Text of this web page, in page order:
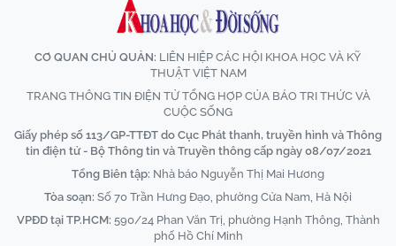
CƠ QUAN CHỦ QUẢN: LIÊN HIỆP CÁC HỘI KHOA HỌC VÀ KỸ
THUẬT VIỆT NAM
TRANG THÔNG TIN ĐIỆN TỬ TỔNG HỢP CỦA BÁO TRI THỨC VÀ
CUỘC SỐNG
Giấy phép số 113/GP-TTĐT do Cục Phát thanh, truyền hình và Thông
tin điện tử - Bộ Thông tin và Truyền thông cấp ngày 08/07/2021
Tổng Biên tập: Nhà báo Nguyễn Thị Mai Hương
Tòa soạn: Số 70 Trần Hưng Đạo, phường Cửa Nam, Hà Nội
VPĐD tại TP.HCM: 590/24 Phan Văn Trị, phường Hạnh Thông, Thành
phố Hồ Chí Minh